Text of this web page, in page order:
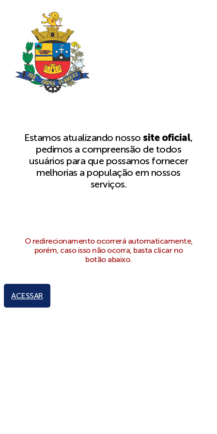
Estamos atualizando nossosite oficial,
pedimos a compreensão de todos
usuários para que possamos fornecer
melhorias a população em nossos
serviços.
O redirecionamento ocorrerá automaticamente,
porém, caso isso não ocorra, basta clicar no
botão abaixo.
ACESSAR